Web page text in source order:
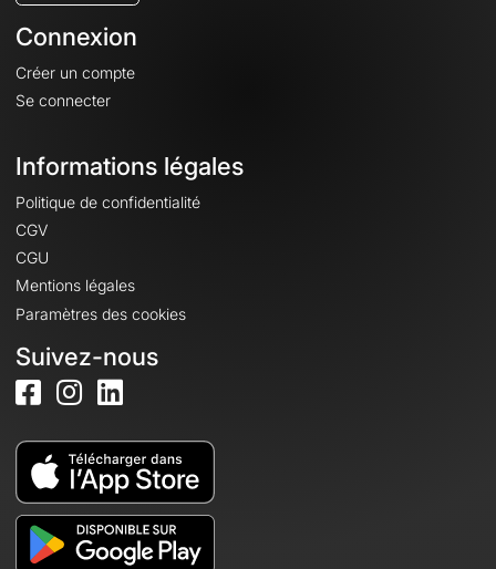
Connexion
Créer un compte
Se connecter
Informations légales
Politique de confidentialité
CGV
CGU
Mentions légales
Paramètres des cookies
Suivez-nous